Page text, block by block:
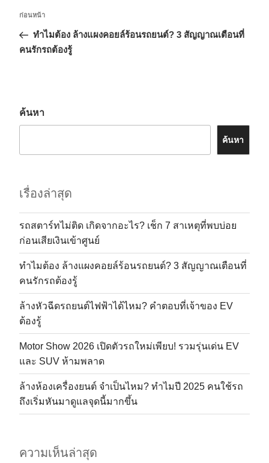
ก่อนหน้า
ทำไมต้อง ล้างแผงคอยล์ร้อนรถยนต์? 3 สัญญาณเตือนที่
คนรักรถต้องรู้
ค้นหา
ค้นหา
เรื่องล่าสุด
รถสตาร์ทไม่ติด เกิดจากอะไร? เช็ก 7 สาเหตุที่พบบ่อย
ก่อนเสียเงินเข้าศูนย์
ทำไมต้อง ล้างแผงคอยล์ร้อนรถยนต์? 3 สัญญาณเตือนที่
คนรักรถต้องรู้
ล้างหัวฉีดรถยนต์ไฟฟ้าได้ไหม? คำตอบที่เจ้าของ EV
ต้องรู้
Motor Show 2026 เปิดตัวรถใหม่เพียบ! รวมรุ่นเด่น EV
และ SUV ห้ามพลาด
ล้างห้องเครื่องยนต์ จำเป็นไหม? ทำไมปี 2025 คนใช้รถ
ถึงเริ่มหันมาดูแลจุดนี้มากขึ้น
ความเห็นล่าสุด